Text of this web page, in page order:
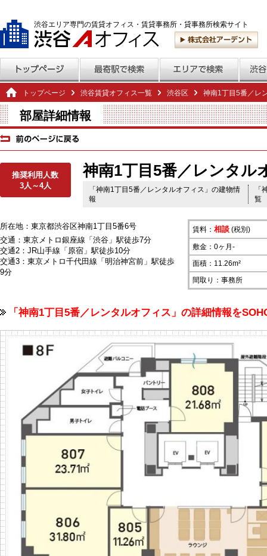
渋谷エリア専門の賃貸オフィス・賃貸事務所・貸事務所検索サイト
トップページ 渋谷賃貸オフィス一覧 渋谷区 神南1丁目5番／レ
部屋詳細情報
推奨利用人数
3人～4人
神南1丁目5番／レンタル
「神南1丁目5番／レンタルオフィス」の建物情
報
「
覧
所在地：東京都渋谷区神南1丁目5番6号
交通：東京メトロ銀座線「渋谷」駅徒歩7分
交通2：JR山手線「原宿」駅徒歩10分
交通3：東京メトロ千代田線「明治神宮前」駅徒歩
9分
賃料： 相談 (税別)
敷金：0ヶ月-
面積：11.26m²
間取り：事務所
「神南1丁目5番／レンタルオフィス」の詳細情報を